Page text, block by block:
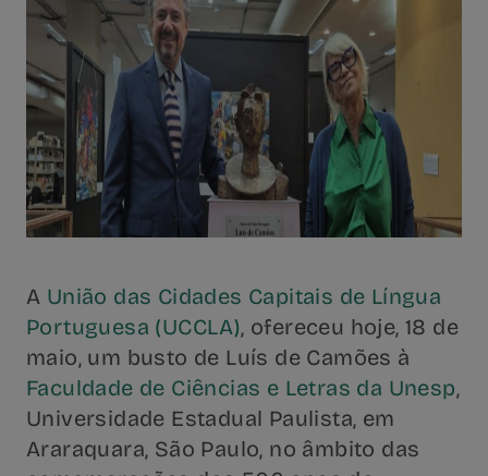
A União das Cidades Capitais de Língua
Portuguesa (UCCLA), ofereceu hoje, 18 de
maio, um busto de Luís de Camões à
Faculdade de Ciências e Letras da Unesp,
Universidade Estadual Paulista, em
Araraquara, São Paulo, no âmbito das